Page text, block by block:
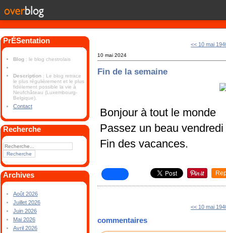
PrÉSentation
Blog : le blog chestrolais
Description : Le blog retrace
le plus régulièrement et le plus
fidèlement possible la vie à
Neufchâteau (Luxembourg-
Belgique).
Contact
Recherche
Archives
Août 2026
Juillet 2026
Juin 2026
Mai 2026
Avril 2026
<< 10 mai
10 mai 2024
Fin de la semaine
Bonjour à tout le monde
Passez un beau vendredi
Fin des vacances.
<< 10 mai
commentaires